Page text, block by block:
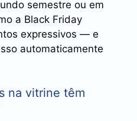
semestre ou em
a Black Friday
expressivos — e
automaticamente
na vitrine têm